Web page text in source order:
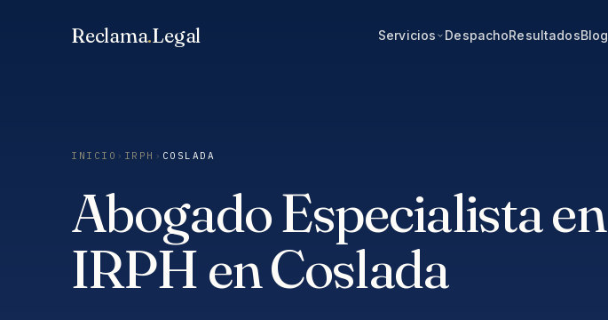
Reclama.Legal Servicios DespachoResultadosBlog
INICIO › IRPH › COSLADA
Abogado Especialista en
IRPH en Coslada